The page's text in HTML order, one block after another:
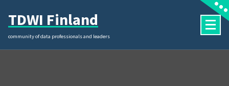
content
TDWI Finland
community of data professionals and leaders